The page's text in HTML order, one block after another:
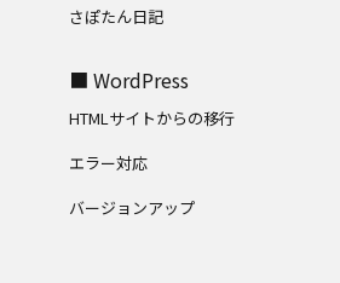
さぽたん日記
■ WordPress
HTMLサイトからの移行
エラー対応
バージョンアップ